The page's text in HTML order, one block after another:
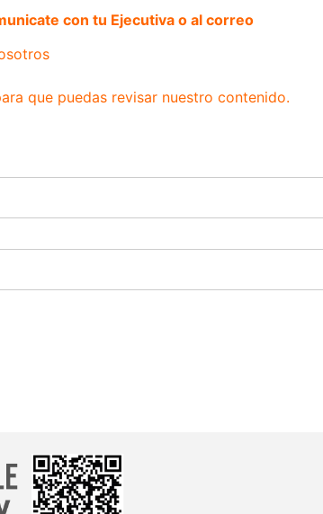
con tu Ejecutiva o al correo
que puedas revisar nuestro contenido.